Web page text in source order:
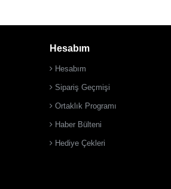
Hesabım
Hesabım
Sipariş Geçmişi
Ortaklık Programı
Haber Bülteni
Hediye Çekleri